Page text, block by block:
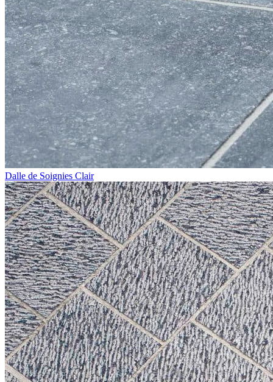
Dalle de Soignies Clair